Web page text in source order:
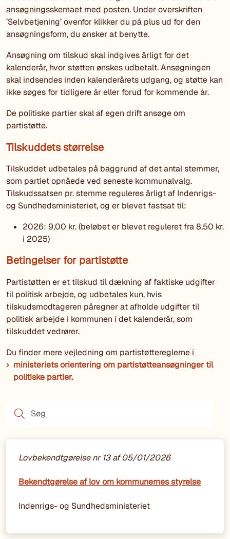
ansøgningsskemaet med posten. Under overskriften
’Selvbetjening’ ovenfor klikker du på plus ud for den
ansøgningsform, du ønsker at benytte.
Ansøgning om tilskud skal indgives årligt for det
kalenderår, hvor støtten ønskes udbetalt. Ansøgningen
skal indsendes inden kalenderårets udgang, og støtte kan
ikke søges for tidligere år eller forud for kommende år.
De politiske partier skal af egen drift ansøge om
partistøtte.
Tilskuddets størrelse
Tilskuddet udbetales på baggrund af det antal stemmer,
som partiet opnåede ved seneste kommunalvalg.
Tilskudssatsen pr. stemme reguleres årligt af Indenrigs-
og Sundhedsministeriet, og er blevet fastsat til:
2026: 9,00 kr. (beløbet er blevet reguleret fra 8,50 kr.
i 2025)
Betingelser for partistøtte
Partistøtten er et tilskud til dækning af faktiske udgifter
til politisk arbejde, og udbetales kun, hvis
tilskudsmodtageren påregner at afholde udgifter til
politisk arbejde i kommunen i det kalenderår, som
tilskuddet vedrører.
Du finder mere vejledning om partistøttereglerne i
ministeriets orientering om partistøtteansøgninger til
politiske partier.
Lovbekendtgørelse nr 13 af 05/01/2026
Bekendtgørelse af lov om kommunernes styrelse
Indenrigs- og Sundhedsministeriet